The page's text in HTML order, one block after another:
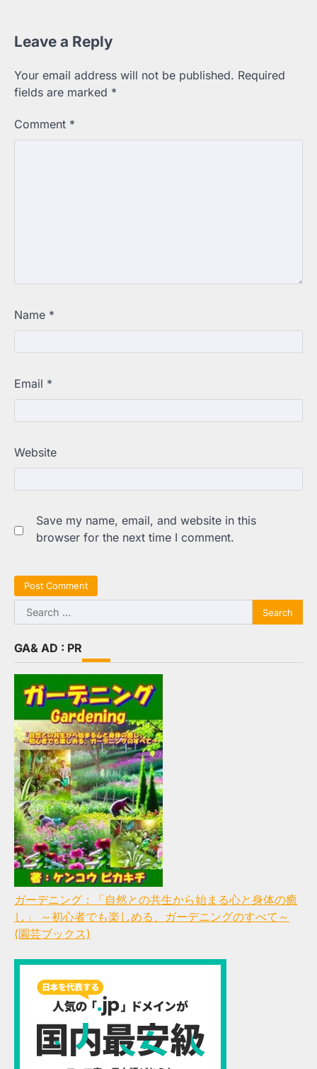
Leave a Reply
Your email address will not be published. Required
fields are marked *
Comment *
Name *
Email *
Website
Save my name, email, and website in this
browser for the next time I comment.
Search
for:
GA& AD : PR
ガーデニング：「自然との共生から始まる心と身体の癒
し」 ～初心者でも楽しめる、ガーデニングのすべて～
(園芸ブックス)